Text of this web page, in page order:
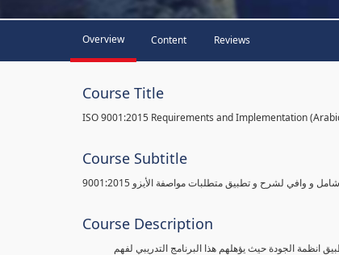
Overview Content Reviews
Course Title
ISO 9001:2015 Requirements and Implementation
Course Subtitle
و وافي لشرح و تطبيق متطلبات مواصفة الأيزو 9001:2015
Course Description
الجودة حيث يؤهلهم هذا البرنامج التدريبي لفهم